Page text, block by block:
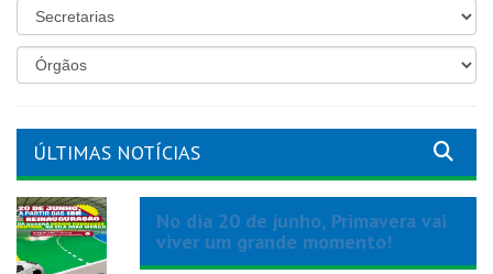
ÚLTIMAS NOTÍCIAS
No dia 20 de junho, Primavera vai
viver um grande momento!